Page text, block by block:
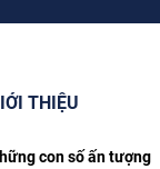
THIỆU
con số ấn tượng